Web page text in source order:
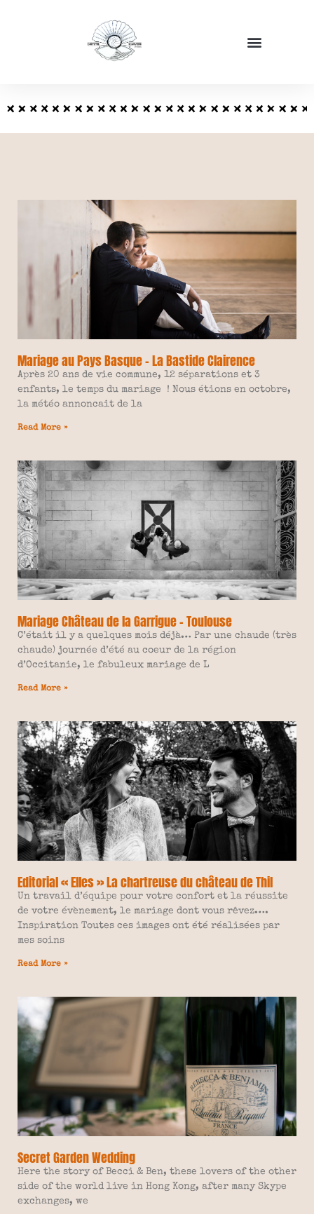
Mariage au Pays Basque – La Bastide Clairence
Après 20 ans de vie commune, 12 séparations et 3
enfants, le temps du mariage ! Nous étions en octobre,
la météo annoncait de la
Read More »
Mariage Château de la Garrigue – Toulouse
C’était il y a quelques mois déjà… Par une chaude (très
chaude) journée d’été au coeur de la région
d’Occitanie, le fabuleux mariage de L
Read More »
Editorial « Elles » La chartreuse du château de Thil
Un travail d’équipe pour votre confort et la réussite
de votre évènement, le mariage dont vous rêvez….
Inspiration Toutes ces images ont été réalisées par
mes soins
Read More »
Secret Garden Wedding
Here the story of Becci & Ben, these lovers of the other
side of the world live in Hong Kong, after many Skype
exchanges, we